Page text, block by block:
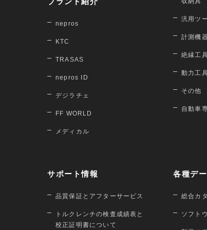
nepros
KTC
TRASAS
nepros ID
デジラチェ
FF WORLD
メディカル
汎用ツ
計測機器
絶縁工
動力工
その他
自動車
サポート情報
品質保証とアフターサービス
トルクレンチの検査成績表と
校正証明書について
各種デ
総合カ
ソフト